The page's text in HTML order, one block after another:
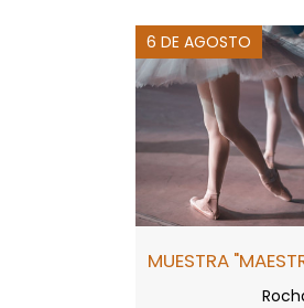
6 DE AGOSTO
MUESTRA